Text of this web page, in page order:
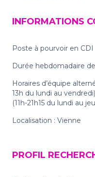
INFORMATIONS
Poste à pourvoir en CDI
Durée hebdomadaire
Horaires d’équipe
13h du lundi au
(11h-21h15 du lundi au
Localisation : Vienne
PROFIL